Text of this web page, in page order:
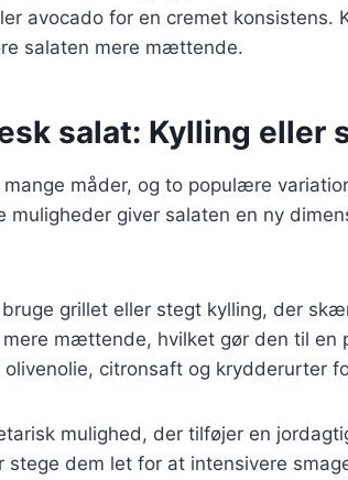
avocado for en cremet konsistens.
salaten mere mættende.
salat: Kylling eller
måder, og to populære
muligheder giver salaten en ny
grillet eller stegt kylling, der
mættende, hvilket gør den til en
citronsaft og krydderurter
mulighed, der tilføjer en
stege dem let for at intensivere